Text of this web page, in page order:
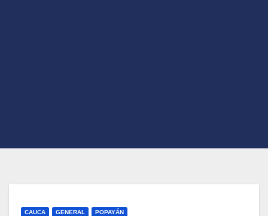
CAUCA GENERAL POPAYÁN